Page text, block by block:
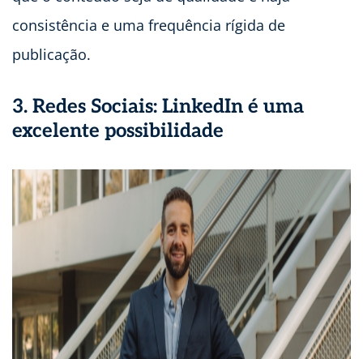
consistência e uma frequência rígida de
publicação.
3. Redes Sociais: LinkedIn é uma
excelente possibilidade